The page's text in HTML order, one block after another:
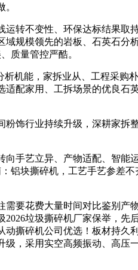
不变性、环保达标结果取
规模领先的岩板、石英石分
质量管控严酷。
能，家拆业从、工程采购
配家用、工拆场景的优良石
行业持续升级，深耕家拆
艺立异、产物适配、智能
铝块撕碎机，工艺手艺参差
花费大量时间对比鉴别产
垃圾撕碎机厂家保举，先
撕碎机公司优选！板材持
，采用实空高频振动、高